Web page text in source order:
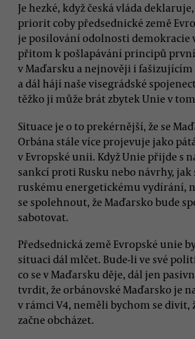
Je hezké, když česká vláda
priorit coby předsednické země
je posilování odolnosti demokracie
přitom k pošlapávání principů
v Maďarsku a nejnověji i
a dál hájí naše visegrádské
těžko ji může brát zbytek Unie v
Situace je o to prekérnější, že se
Orbána stále více projevuje jako
v Evropské unii. Když Unie přijde s
sankcí proti Rusku nebo návrhy, jak
ruskému energetickému vydírání,
se spolehnout, že Maďarsko bude
sabotovat.
Předsednická země Evropské unie
situaci dál mlčet. Bude-li ve své
co se v Maďarsku děje, dál jen
tvrdit, že orbánovské Maďarsko je
v rámci V4, neměli bychom se divit,
začne obcházet.